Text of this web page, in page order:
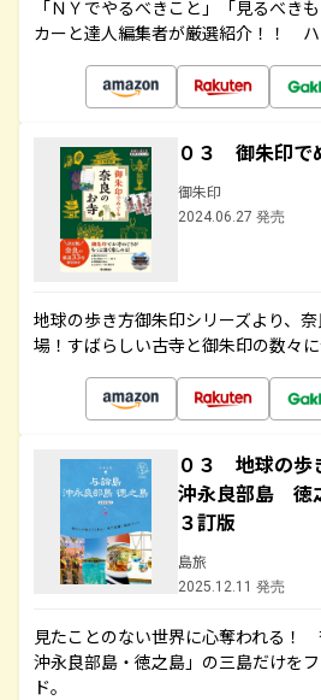
「ＮＹでやるべきこと」「見るべき
カーと達人編集者が厳選紹介！！ ハ
０３ 御朱印で
御朱印
2024.06.27 発売
地球の歩き方御朱印シリーズより、
場！すばらしい古寺と御朱印の数々
０３ 地球の
沖永良部島 徳
３訂版
島旅
2025.12.11 発売
見たことのない世界に心奪われる！
沖永良部島・徳之島」の三島だけを
ド。